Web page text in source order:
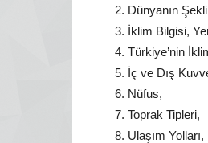
Dünyanın
İklim Bilgisi,
Türkiye’nin
İç ve Dış
Nüfus,
Toprak Tipleri,
Ulaşım Yolları,